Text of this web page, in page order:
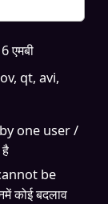
एमबी
qt, avi,
one user /
be
कोई बदलाव